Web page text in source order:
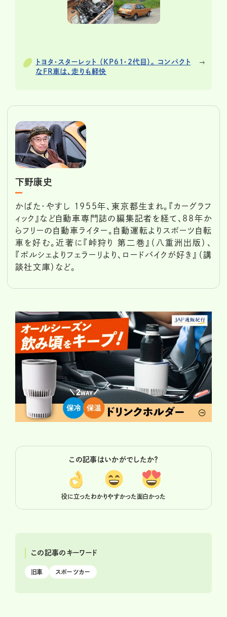
トヨタ・スターレット （KP61・2代目）。 コンパクト
なFR車は、走りも軽快
下野康史
かばた・やすし 1955年、東京都生まれ。『カーグラフ
ィック』など自動車専門誌の編集記者を経て、88年か
らフリーの自動車ライター。自動運転よりスポーツ自転
車を好む。近著に『峠狩り 第二巻』（八重洲出版）、
『ポルシェよりフェラーリより、ロードバイクが好き』（講
談社文庫）など。
この記事はいかがでしたか？
役に立ったわかりやすかった面白かった
この記事のキーワード
旧車 スポーツカー